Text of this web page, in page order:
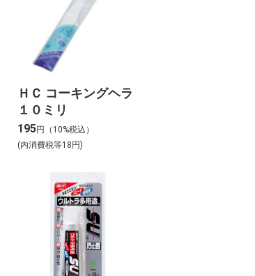
ＨＣ コーキングヘラ
１０ミリ
195円（10%税込）
(内消費税等18円)